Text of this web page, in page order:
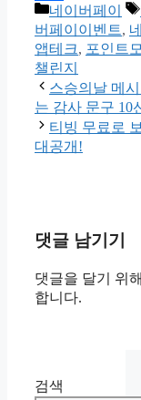
Share
카
테
고
리
네이버페이
버페이이벤트,
앱테크, 포인트
챌린지
스승의날 메
는 감사 문구 10
티빙 무료로
대공개!
댓글 남기기
댓글을 달기 위
합니다.
검색